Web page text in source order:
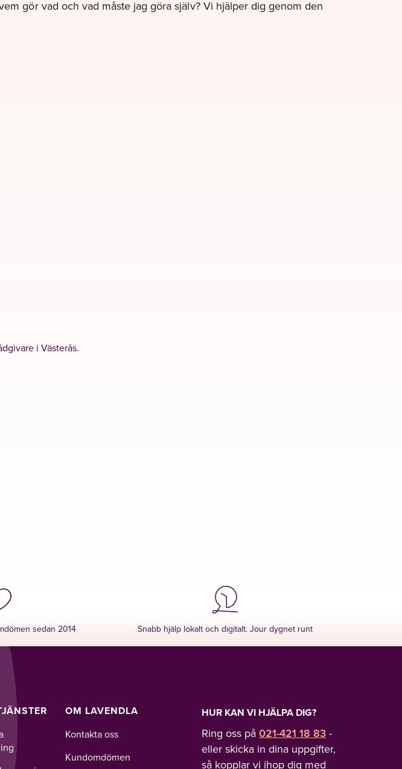
gör vad och vad måste jag göra själv? Vi hjälper dig genom den
i Västerås.
sedan 2014 Snabb hjälp lokalt och digitalt. Jour dygnet runt
OM LAVENDLA
Kontakta oss
Kundomdömen
HUR KAN VI HJÄLPA DIG?
Ring oss på 021-421 18 83 -
eller skicka in dina uppgifter,
så kopplar vi ihop dig med